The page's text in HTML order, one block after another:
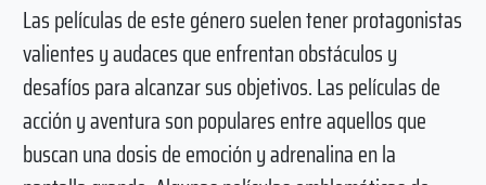
Las películas de este género suelen tener protagonistas
valientes y audaces que enfrentan obstáculos y
desafíos para alcanzar sus objetivos. Las películas de
acción y aventura son populares entre aquellos que
buscan una dosis de emoción y adrenalina en la